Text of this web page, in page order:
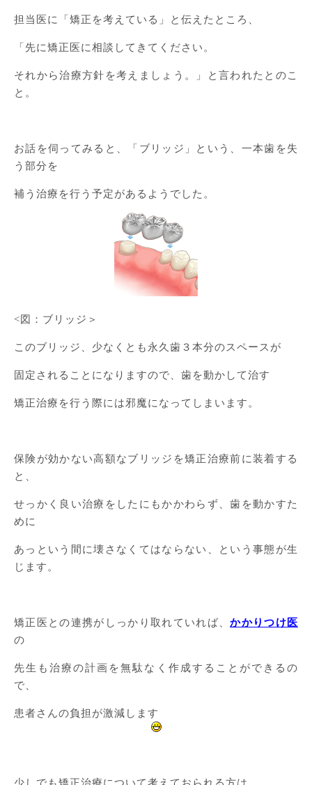
担当医に「矯正を考えている」と伝えたところ、
「先に矯正医に相談してきてください。
それから治療方針を考えましょう。」と言われたとのこ
と。
お話を伺ってみると、「ブリッジ」という、一本歯を失
う部分を
補う治療を行う予定があるようでした。
<図：ブリッジ＞
このブリッジ、少なくとも永久歯３本分のスペースが
固定されることになりますので、歯を動かして治す
矯正治療を行う際には邪魔になってしまいます。
保険が効かない高額なブリッジを矯正治療前に装着する
と、
せっかく良い治療をしたにもかかわらず、歯を動かすた
めに
あっという間に壊さなくてはならない、という事態が生
じます。
矯正医との連携がしっかり取れていれば、かかりつけ医
の
先生も治療の計画を無駄なく作成することができるの
で、
患者さんの負担が激減します
少しでも矯正治療について考えておられる方は、